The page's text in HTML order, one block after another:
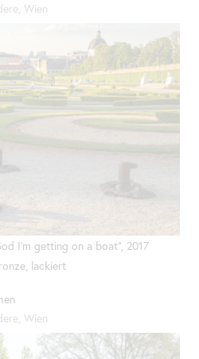
Wien
I’m getting on a boat", 2017
lackiert
Wien